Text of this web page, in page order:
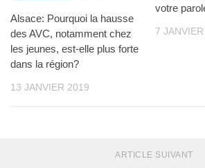
Alsace: Pourquoi la hausse
des AVC, notamment chez
les jeunes, est-elle plus forte
dans la région?
13 JANVIER 2019
votre
7
ARTICLE SUIVANT